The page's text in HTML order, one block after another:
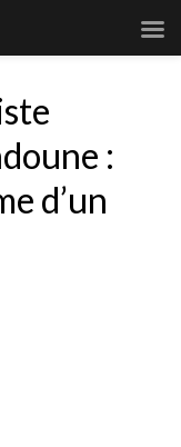
:
d’un